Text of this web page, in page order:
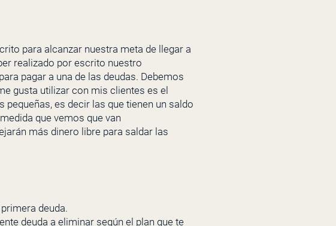
para alcanzar nuestra meta de llegar a
realizado por escrito nuestro
pagar a una de las deudas. Debemos
gusta utilizar con mis clientes es el
es decir las que tienen un saldo
que vemos que van
más dinero libre para saldar las
deuda.
deuda a eliminar según el plan que te